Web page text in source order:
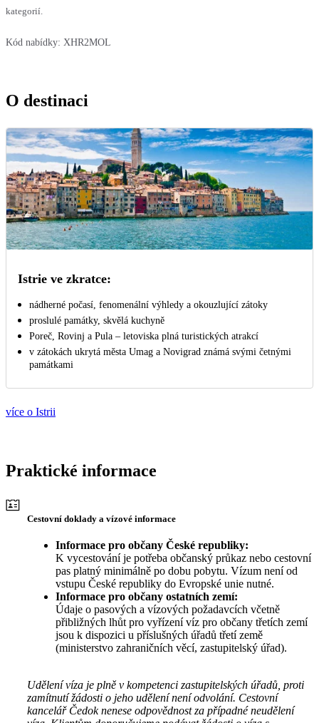
kategorií.
Kód nabídky: XHR2MOL
O destinaci
Istrie ve zkratce:
nádherné počasí, fenomenální výhledy a okouzlující zátoky
proslulé památky, skvělá kuchyně
Poreč, Rovinj a Pula – letoviska plná turistických atrakcí
v zátokách ukrytá města Umag a Novigrad známá svými četnými
památkami
více o Istrii
Praktické informace
Cestovní doklady a vízové informace
Informace pro občany České republiky:
K vycestování je potřeba občanský průkaz nebo cestovní
pas platný minimálně po dobu pobytu. Vízum není od
vstupu České republiky do Evropské unie nutné.
Informace pro občany ostatních zemí:
Údaje o pasových a vízových požadavcích včetně
přibližných lhůt pro vyřízení víz pro občany třetích zemí
jsou k dispozici u příslušných úřadů třetí země
(ministerstvo zahraničních věcí, zastupitelský úřad).
Udělení víza je plně v kompetenci zastupitelských úřadů, proti
zamítnutí žádosti o jeho udělení není odvolání. Cestovní
kancelář Čedok nenese odpovědnost za případné neudělení